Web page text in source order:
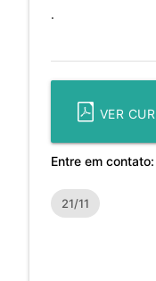
.
VER
Entre em contato:
21/11